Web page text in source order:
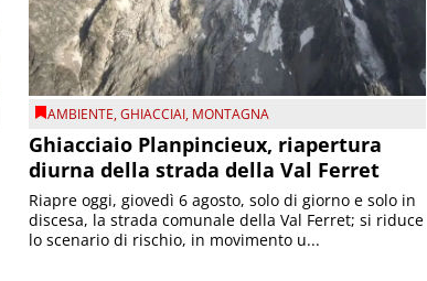
AMBIENTE,GHIACCIAI, MONTAGNA
Ghiacciaio Planpincieux, riapertura
diurna della strada della Val Ferret
Riapre oggi, giovedì 6 agosto, solo di giorno e solo in
discesa, la strada comunale della Val Ferret; si riduce
lo scenario di rischio, in movimento u...